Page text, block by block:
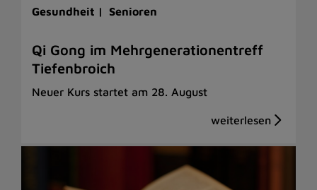
Gesundheit | Senioren
Qi Gong im Mehrgenerationentreff
Tiefenbroich
Neuer Kurs startet am 28. August